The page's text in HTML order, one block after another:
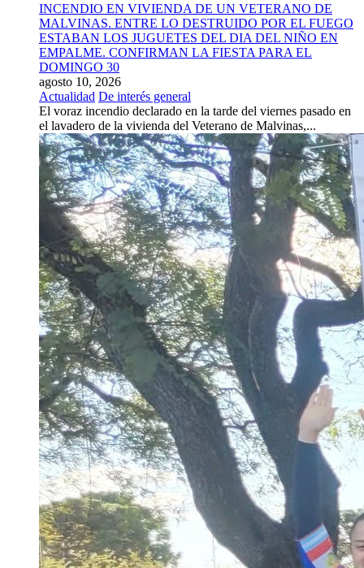
INCENDIO EN VIVIENDA DE UN VETERANO DE
MALVINAS. ENTRE LO DESTRUIDO POR EL FUEGO
ESTABAN LOS JUGUETES DEL DIA DEL NIÑO EN
EMPALME. CONFIRMAN LA FIESTA PARA EL
DOMINGO 30
agosto 10, 2026
Actualidad De interés general
El voraz incendio declarado en la tarde del viernes pasado en
el lavadero de la vivienda del Veterano de Malvinas,...